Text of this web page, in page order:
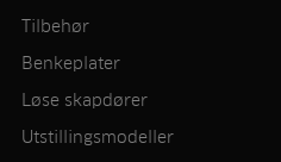
Tilbehør
Benkeplater
Løse skapdører
Utstillingsmodeller